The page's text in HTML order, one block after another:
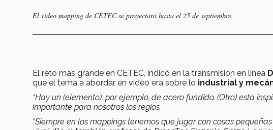
El video mapping de CETEC se proyectará hasta el 25 de septiembre.
El reto más grande en CETEC, indicó en la transmisión en línea
que el tema a abordar en video era sobre lo industrial y
“Hay un (elemento), por ejemplo, de acero fundido. (Otro) está
importante para nosotros los regios.
“Siempre en los mappings tenemos que jugar con cosas